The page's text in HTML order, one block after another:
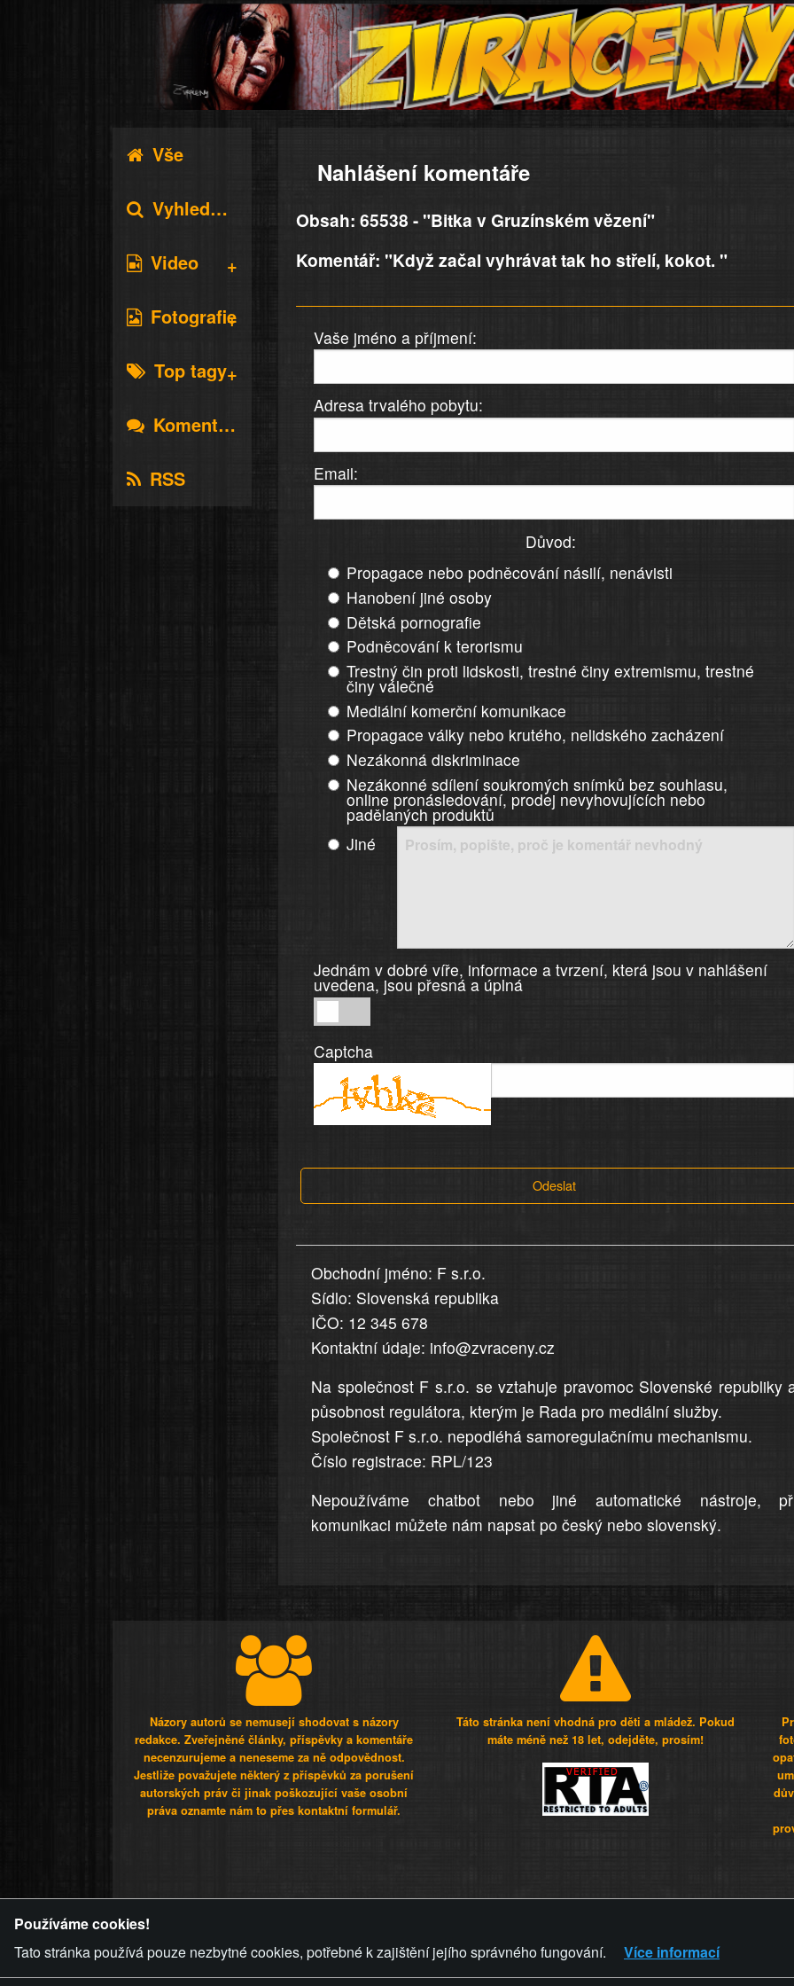
Vše
Vyhledávání
Video
Fotografie
Top tagy
Komentáře
RSS
Nahlášení komentáře
Obsah: 65538 - "Bitka v Gruzínském vězení"
Komentář: "Když začal vyhrávat tak ho střelí, kokot. "
Vaše jméno a příjmení:
Adresa trvalého pobytu:
Email:
Důvod:
Propagace nebo podněcování násilí, nenávisti
Hanobení jiné osoby
Dětská pornografie
Podněcování k terorismu
Trestný čin proti lidskosti, trestné činy extremismu, trestné
činy válečné
Mediální komerční komunikace
Propagace války nebo krutého, nelidského zacházení
Nezákonná diskriminace
Nezákonné sdílení soukromých snímků bez souhlasu,
online pronásledování, prodej nevyhovujících nebo
padělaných produktů
Jiné
Jednám v dobré víře, informace a tvrzení, která jsou v nahlášení
uvedena, jsou přesná a úplná
v
dobré
informace
v
uvedena,
jsou
přesná
a
úplná
Captcha
Odeslat
Obchodní jméno: F s.r.o.
Sídlo: Slovenská republika
IČO: 12 345 678
Kontaktní údaje: info@zvraceny.cz
Na společnost F s.r.o. se vztahuje pravomoc Slovenské republiky
působnost regulátora, kterým je Rada pro mediální služby.
Společnost F s.r.o. nepodléhá samoregulačnímu mechanismu.
Číslo registrace: RPL/123
Nepoužíváme chatbot nebo jiné automatické nástroje,
komunikaci můžete nám napsat po český nebo slovenský.
Názory autorů se nemusejí shodovat s názory
redakce. Zveřejněné články, příspěvky a komentáře
necenzurujeme a neneseme za ně odpovědnost.
Jestliže považujete některý z příspěvků za porušení
autorských práv či jinak poškozující vaše osobní
práva oznamte nám to přes kontaktní formulář.
Táto stránka není vhodná pro děti a mládež. Pokud
máte méně než 18 let, odejděte, prosím!
ZVRÁCENÝ.CZ PRAVIDLA A
Používáme cookies!
Tato stránka používá pouze nezbytné cookies, potřebné k zajištění jejího správného fungování.
Více informací